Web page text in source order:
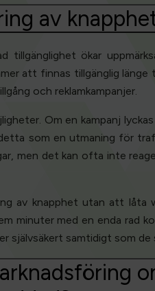
av
tillgänglighet ökar
att finnas tillgänglig länge
och reklamkampanjer.
Om en kampanj
som en utmaning för
men det kan ofta inte
av knapphet utan att låta
minuter med en enda rad
självsäkert samtidigt som